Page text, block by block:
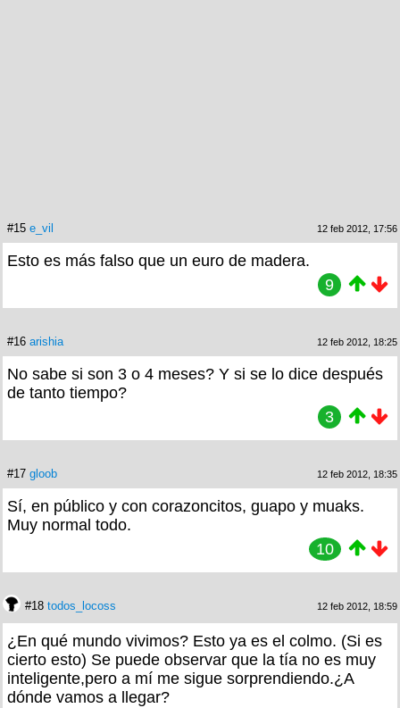
#15 e_vil 12 feb 2012, 17:56
Esto es más falso que un euro de madera.
9
#16 arishia 12 feb 2012, 18:25
No sabe si son 3 o 4 meses? Y si se lo dice después
de tanto tiempo?
3
#17 gloob 12 feb 2012, 18:35
Sí, en público y con corazoncitos, guapo y muaks.
Muy normal todo.
10
#18 todos_locoss 12 feb 2012, 18:59
¿En qué mundo vivimos? Esto ya es el colmo. (Si es
cierto esto) Se puede observar que la tía no es muy
inteligente,pero a mí me sigue sorprendiendo.¿A
dónde vamos a llegar?